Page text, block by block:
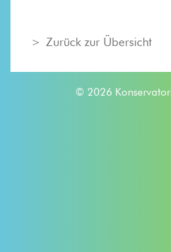
Zurück zur Übersicht
© 2026